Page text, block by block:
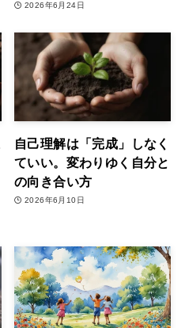
2026年6月24日
自己理解は「完成」しなく
ていい。変わりゆく自分と
の向き合い方
2026年6月10日